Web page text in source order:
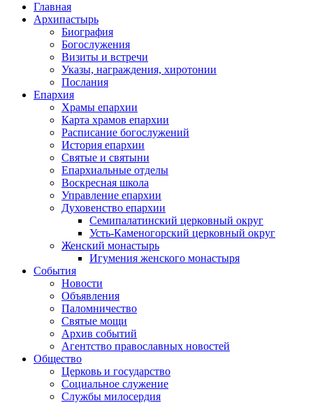
Главная
Архипастырь
Биография
Богослужения
Визиты и встречи
Указы, награждения, хиротонии
Послания
Епархия
Храмы епархии
Карта храмов епархии
Расписание богослужений
История епархии
Святые и святыни
Епархиальные отделы
Воскресная школа
Управление епархии
Духовенство епархии
Семипалатинский церковный округ
Усть-Каменогорский церковный округ
Женский монастырь
Игумения женского монастыря
События
Новости
Объявления
Паломничество
Святые мощи
Архив событий
Агентство православных новостей
Общество
Церковь и государство
Социальное служение
Службы милосердия